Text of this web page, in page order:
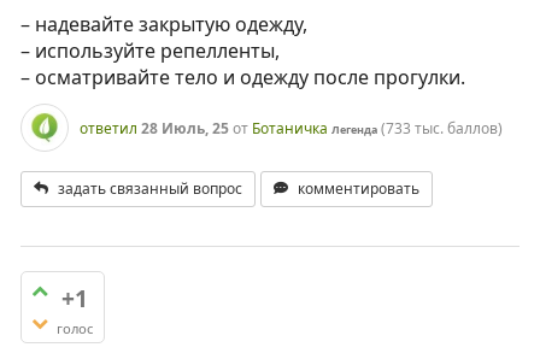
– надевайте закрытую одежду,
– используйте репелленты,
– осматривайте тело и одежду после прогулки.
ответил 28 Июль, 25от Ботаничка Легенда (733 тыс.баллов)
задать связанный вопрос комментировать
+1
голос